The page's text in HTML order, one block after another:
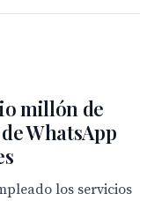
millón de
WhatsApp
los servicios